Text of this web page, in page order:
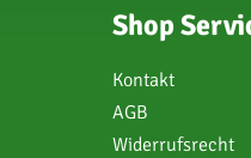
Shop
Kontakt
AGB
Widerrufsrecht